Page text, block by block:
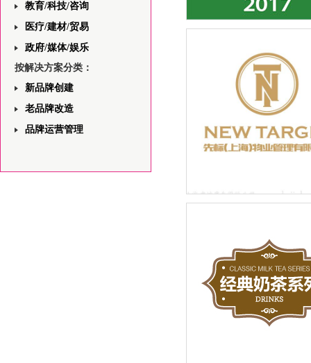
教育/科技/咨询
医疗/建材/贸易
政府/媒体/娱乐
按解决方案分类：
新品牌创建
老品牌改造
品牌运营管理
飞利浦一站式安防领域解
先标（上海）物业管理有